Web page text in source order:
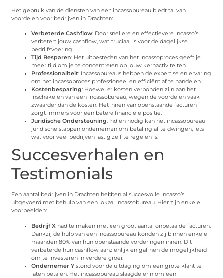
Het gebruik van de diensten van een incassobureau biedt tal van
voordelen voor bedrijven in Drachten:
Verbeterde Cashflow: Door snellere en effectievere incasso’s
verbetert jouw cashflow, wat cruciaal is voor de dagelijkse
bedrijfsvoering.
Tijd Besparen: Het uitbesteden van het incassoproces geeft je
meer tijd om je te concentreren op jouw kernactiviteiten.
Professionaliteit: Incassobureaus hebben de expertise en ervaring
om het incassoproces professioneel en efficiënt af te handelen.
Kostenbesparing: Hoewel er kosten verbonden zijn aan het
inschakelen van een incassobureau, wegen de voordelen vaak
zwaarder dan de kosten. Het innen van openstaande facturen
zorgt immers voor een betere financiële positie.
Juridische Ondersteuning: Indien nodig kan het incassobureau
juridische stappen ondernemen om betaling af te dwingen, iets
wat voor veel bedrijven lastig zelf te regelen is.
Succesverhalen en
Testimonials
Een aantal bedrijven in Drachten hebben al succesvolle incasso’s
uitgevoerd met behulp van een lokaal incassobureau. Hier zijn enkele
voorbeelden:
Bedrijf X had te maken met een groot aantal onbetaalde facturen.
Dankzij de hulp van een incassobureau konden zij binnen enkele
maanden 80% van hun openstaande vorderingen innen. Dit
verbeterde hun cashflow aanzienlijk en gaf hen de mogelijkheid
om te investeren in verdere groei.
Ondernemer Y stond voor de uitdaging om een grote klant te
laten betalen. Het incassobureau slaagde erin om een